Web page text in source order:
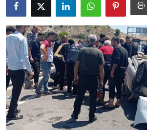
Spor Haberleri
Teknoloji Haberleri
Dünya Haberleri
Çerkezköy